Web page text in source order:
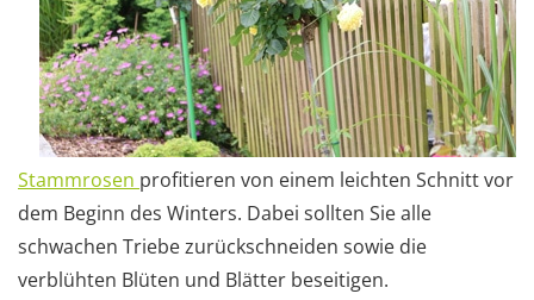
Stammrosen profitieren von einem leichten Schnitt vor
dem Beginn des Winters. Dabei sollten Sie alle
schwachen Triebe zurückschneiden sowie die
verblühten Blüten und Blätter beseitigen.